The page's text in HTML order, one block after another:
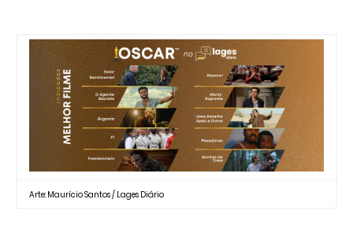
Arte: Maurício Santos / Lages Diário